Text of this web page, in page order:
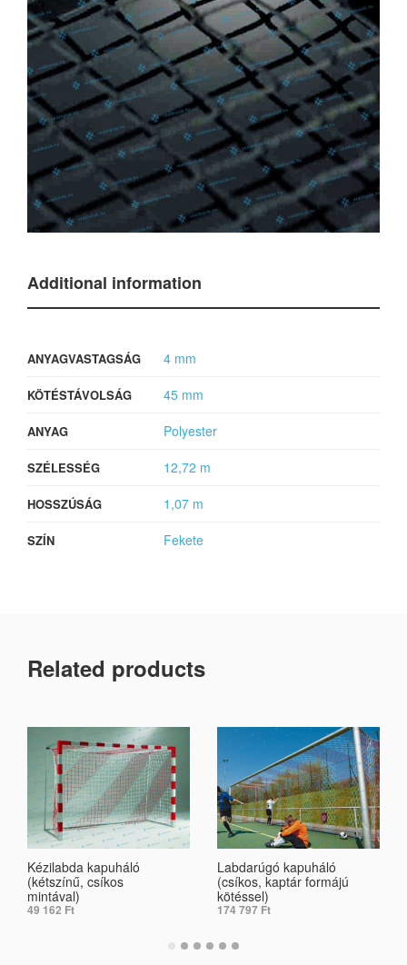
Additional information
ANYAGVASTAGSÁG 4 mm
KÖTÉSTÁVOLSÁG 45 mm
ANYAG Polyester
SZÉLESSÉG 12,72 m
HOSSZÚSÁG 1,07 m
SZÍN Fekete
Related products
Kézilabda kapuháló
(kétszínű, csíkos
mintával)
49 162 Ft
Labdarúgó kapuháló
(csíkos, kaptár formájú
kötéssel)
174 797 Ft
SELECT OPTIONS